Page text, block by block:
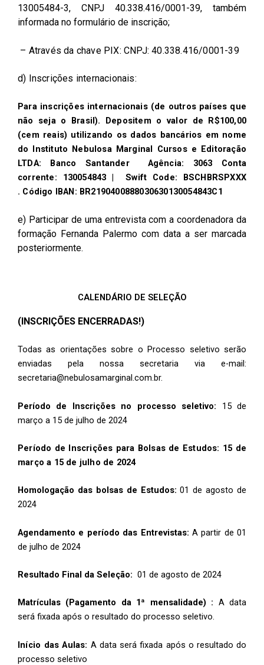
13005484-3, CNPJ 40.338.416/0001-39, também
informada no formulário de inscrição;
– Através da chave PIX: CNPJ:40.338.416/0001-39
d) Inscrições internacionais:
Para inscrições internacionais (de outros países que
não seja o Brasil). Depositem o valor de R$100,00
(cem reais) utilizando os dados bancários em nome
do Instituto Nebulosa Marginal Cursos e Editoração
LTDA: Banco Santander Agência: 3063 Conta
corrente: 130054843 | Swift Code: BSCHBRSPXXX
. Código IBAN: BR2190400888030630130054843C1
e) Participar de uma entrevista com a coordenadora da
formação Fernanda Palermo com data a ser marcada
posteriormente.
CALENDÁRIO DE SELEÇÃO
(INSCRIÇÕES ENCERRADAS!)
Todas as orientações sobre o Processo seletivo serão
enviadas pela nossa secretaria via e-mail:
secretaria@nebulosamarginal.com.br.
Período de Inscrições no processo seletivo: 15 de
março a 15 de julho de 2024
Período de Inscrições para Bolsas de Estudos: 15 de
março a 15 de julho de 2024
Homologação das bolsas de Estudos: 01 de agosto de
2024
Agendamento e período das Entrevistas: A partir de 01
de julho de 2024
Resultado Final da Seleção: 01 de agosto de 2024
Matrículas (Pagamento da 1ª mensalidade) : A data
será fixada após o resultado do processo seletivo.
Início das Aulas:A data será fixada após o resultado do
processo seletivo